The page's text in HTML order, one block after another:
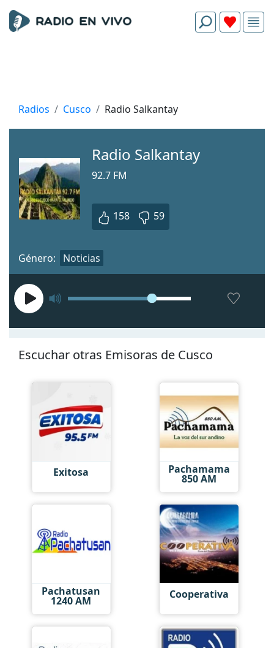
Radios Cusco Radio Salkantay
Radio Salkantay
92.7 FM
158 59
Género: Noticias
Escuchar otras Emisoras de Cusco
Exitosa Pachamama
850 AM
Pachatusan
1240 AM Cooperativa